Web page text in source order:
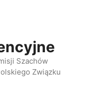
Szachów
Związku